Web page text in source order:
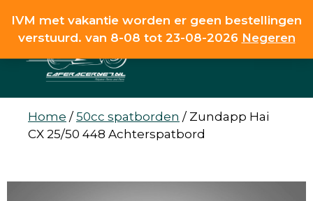
IVM met vakantie worden er geen bestellingen
verstuurd. van 8-08 tot 23-08-2026 Negeren
naar
inhoud
MENU
Home /50cc spatborden / Zundapp Hai
CX 25/50 448 Achterspatbord